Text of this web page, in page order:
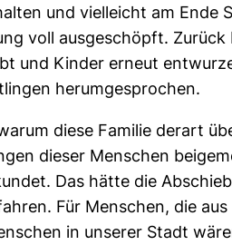
und vielleicht am Ende
voll ausgeschöpft. Zurück
und Kinder erneut
herumgesprochen.
diese Familie derart
dieser Menschen
Das hätte die
Für Menschen, die aus
in unserer Stadt